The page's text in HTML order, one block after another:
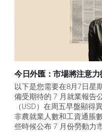
今日外匯：市場將注意
以下是您需要在8月7日星
備受期待的 7 月就業報告
（USD）在周五早盤顯得
非農就業人數和工資通脹
些時候公布 7 月份勞動力